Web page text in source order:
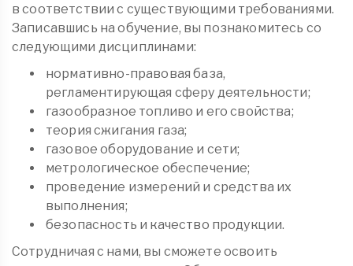
в соответствии с существующими требованиями.
Записавшись на обучение, вы познакомитесь со
следующими дисциплинами:
нормативно-правовая база,
регламентирующая сферу деятельности;
газообразное топливо и его свойства;
теория сжигания газа;
газовое оборудование и сети;
метрологическое обеспечение;
проведение измерений и средства их
выполнения;
безопасность и качество продукции.
Сотрудничая с нами, вы сможете освоить